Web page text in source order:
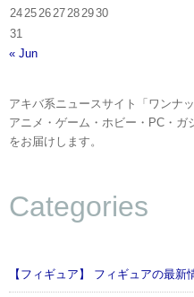
24 25 26 27 28 2930
31
« Jun
アキバ系ニュースサイト「ワンナッ
アニメ・ゲーム・ホビー・PC・ガ
をお届けします。
Categories
【フィギュア】 フィギュアの最